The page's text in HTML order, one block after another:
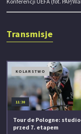
Transmisje
KOLARSTWO
11:30
Tour de Pologne: studio
przed 7. etapem